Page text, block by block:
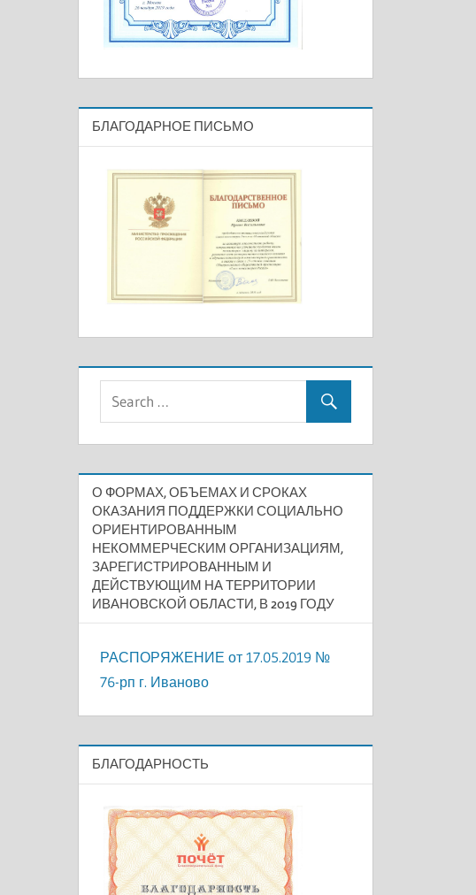
БЛАГОДАРНОЕ ПИСЬМО
О ФОРМАХ, ОБЪЕМАХ И СРОКАХ
ОКАЗАНИЯ ПОДДЕРЖКИ СОЦИАЛЬНО
ОРИЕНТИРОВАННЫМ
НЕКОММЕРЧЕСКИМ ОРГАНИЗАЦИЯМ,
ЗАРЕГИСТРИРОВАННЫМ И
ДЕЙСТВУЮЩИМ НА ТЕРРИТОРИИ
ИВАНОВСКОЙ ОБЛАСТИ, В 2019 ГОДУ
РАСПОРЯЖЕНИЕ от 17.05.2019 №
76-рп г. Иваново
БЛАГОДАРНОСТЬ